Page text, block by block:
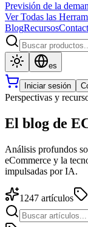
Previsión de la
Ver Todas las
BlogRecursos
es
Iniciar sesión
Perspectivas y
El blog de
Análisis profundos
eCommerce y la
impulsadas por IA.
1247 artículos